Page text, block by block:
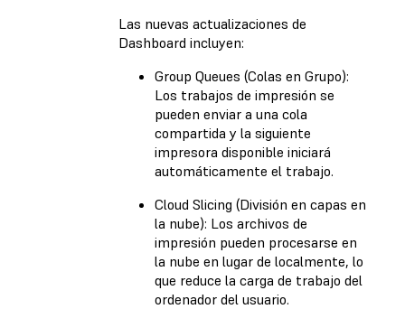
Las nuevas actualizaciones de
Dashboard incluyen:
Group Queues (Colas en Grupo):
Los trabajos de impresión se
pueden enviar a una cola
compartida y la siguiente
impresora disponible iniciará
automáticamente el trabajo.
Cloud Slicing (División en capas en
la nube): Los archivos de
impresión pueden procesarse en
la nube en lugar de localmente, lo
que reduce la carga de trabajo del
ordenador del usuario.